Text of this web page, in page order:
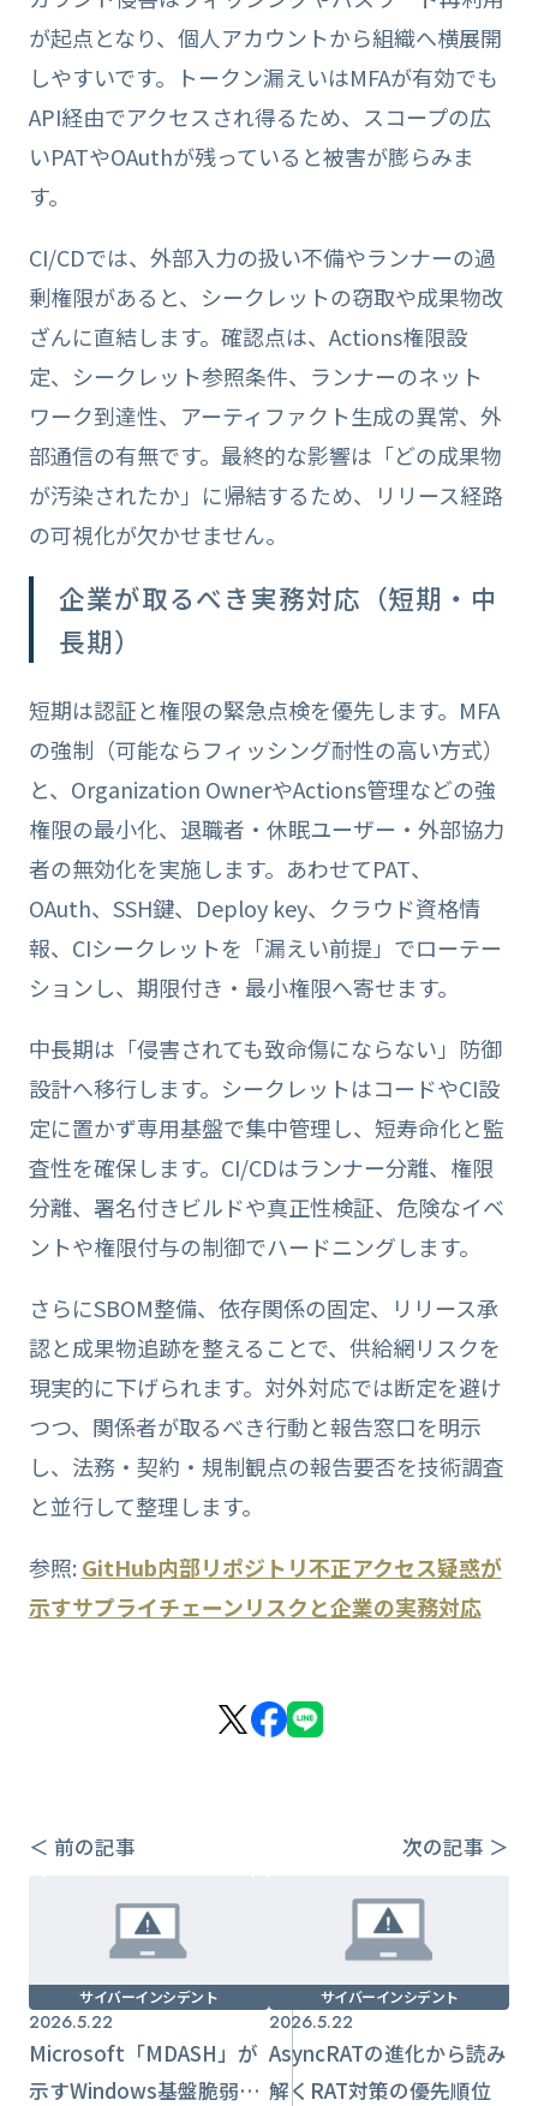
が起点となり、個人アカウントから組織へ横展開
しやすいです。トークン漏えいはMFAが有効でも
API経由でアクセスされ得るため、スコープの広
いPATやOAuthが残っていると被害が膨らみま
す。
CI/CDでは、外部入力の扱い不備やランナーの過
剰権限があると、シークレットの窃取や成果物改
ざんに直結します。確認点は、Actions権限設
定、シークレット参照条件、ランナーのネット
ワーク到達性、アーティファクト生成の異常、外
部通信の有無です。最終的な影響は「どの成果物
が汚染されたか」に帰結するため、リリース経路
の可視化が欠かせません。
企業が取るべき実務対応（短期・中
長期）
短期は認証と権限の緊急点検を優先します。MFA
の強制（可能ならフィッシング耐性の高い方式）
と、Organization OwnerやActions管理などの強
権限の最小化、退職者・休眠ユーザー・外部協力
者の無効化を実施します。あわせてPAT、
OAuth、SSH鍵、Deploy key、クラウド資格情
報、CIシークレットを「漏えい前提」でローテー
ションし、期限付き・最小権限へ寄せます。
中長期は「侵害されても致命傷にならない」防御
設計へ移行します。シークレットはコードやCI設
定に置かず専用基盤で集中管理し、短寿命化と監
査性を確保します。CI/CDはランナー分離、権限
分離、署名付きビルドや真正性検証、危険なイベ
ントや権限付与の制御でハードニングします。
さらにSBOM整備、依存関係の固定、リリース承
認と成果物追跡を整えることで、供給網リスクを
現実的に下げられます。対外対応では断定を避け
つつ、関係者が取るべき行動と報告窓口を明示
し、法務・契約・規制観点の報告要否を技術調査
と並行して整理します。
参照: GitHub内部リポジトリ不正アクセス疑惑が
示すサプライチェーンリスクと企業の実務対応
＜ 前の記事 次の記事 ＞
サイバーインシデント
2026.5.22
Microsoft「MDASH」が
示すWindows基盤脆弱性
サイバーインシデント
2026.5.22
AsyncRATの進化から読み
解くRAT対策の優先順位